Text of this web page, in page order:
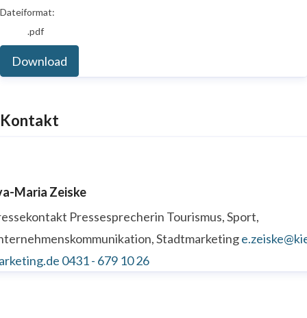
Dateiformat:
.pdf
Download
Kontakt
Maria Zeiske
Pressesprecherin Tourismus, Sport,
Stadtmarketing
0431 - 679 10 26